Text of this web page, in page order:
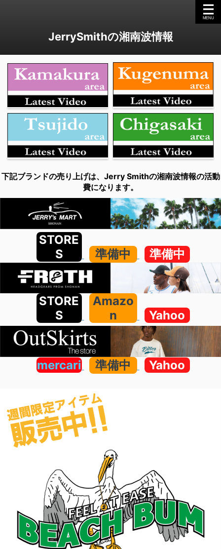
JerrySmithの湘南波情報
下記ブランドの売り上げは、Jerry Smithの湘南波情報の活動
費になります。
STORE
S
準備中 準備中
STORE
S
Amazo
n
Yahoo
mercari 準備中 Yahoo